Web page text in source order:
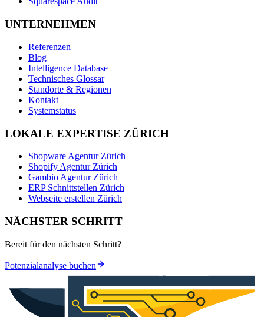
UNTERNEHMEN
Referenzen
Blog
Intelligence Database
Technisches Glossar
Standorte & Regionen
Kontakt
Systemstatus
LOKALE EXPERTISE ZÜRICH
Shopware Agentur Zürich
Shopify Agentur Zürich
Gambio Agentur Zürich
ERP Schnittstellen Zürich
Webseite erstellen Zürich
NÄCHSTER SCHRITT
Bereit für den nächsten Schritt?
Potenzialanalyse buchen